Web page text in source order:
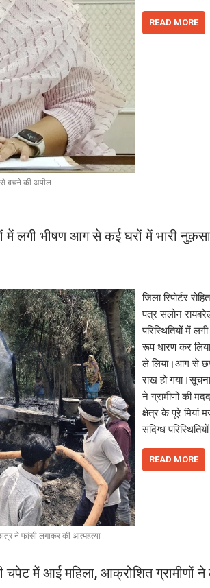
READ MORE
से बचने की अपील
में लगी भीषण आग से कई घरों में भारी
जिला रिपोर्टर
पत्र सलोन
परिस्थितियों में
रूप धारण कर
ले लिया।आग से
राख हो
ने ग्रामीणों की
क्षेत्र के पूरे मियां
संदिग्ध
READ MORE
ने फांसी लगाकर की आत्महत्या
में आई महिला, आक्रोशित ग्रामीणों ने